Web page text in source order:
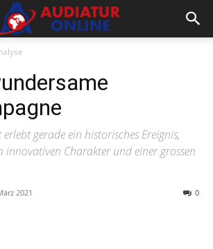
gerade ein historisches Ereignis,
innovativen Charakter und einer grossen
2021 0